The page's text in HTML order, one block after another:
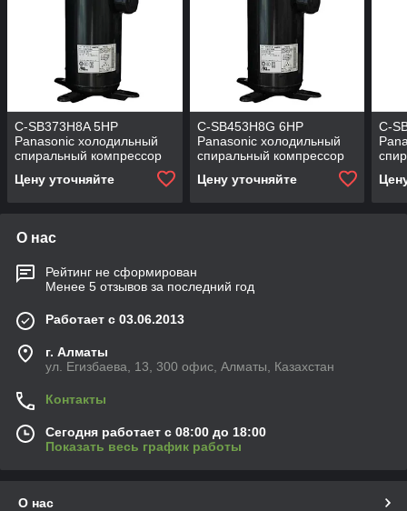
C-SB373H8A 5HP
Panasonic холодильный
спиральный компрессор
Цену уточняйте
C-SB453H8G 6HP
Panasonic холодильный
спиральный компрессор
Цену уточняйте
C-
О нас
Рейтинг не сформирован
Менее 5 отзывов за последний год
Работает с 03.06.2013
г. Алматы
ул. Егизбаева, 13, 300 офис, Алматы, Казахстан
Контакты
Сегодня работает с 08:00 до 18:00
Показать весь график работы
О нас